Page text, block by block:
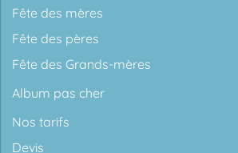
Fête des mères
Fête des pères
Fête des Grands-mères
Album pas cher
Nos tarifs
Devis